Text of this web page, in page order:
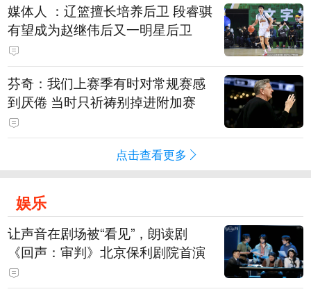
媒体人 ：辽篮擅长培养后卫 段睿骐
有望成为赵继伟后又一明星后卫
芬奇：我们上赛季有时对常规赛感
到厌倦 当时只祈祷别掉进附加赛
点击查看更多
娱乐
让声音在剧场被“看见”，朗读剧
《回声：审判》北京保利剧院首演